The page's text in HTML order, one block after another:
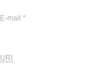
E-mail *
URI